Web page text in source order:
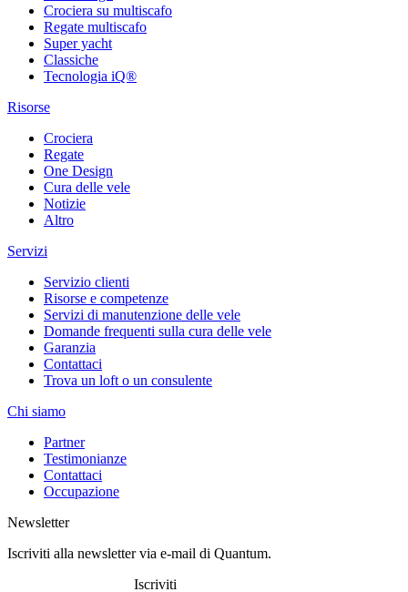
Crociera su multiscafo
Regate multiscafo
Super yacht
Classiche
Tecnologia iQ®
Risorse
Crociera
Regate
One Design
Cura delle vele
Notizie
Altro
Servizi
Servizio clienti
Risorse e competenze
Servizi di manutenzione delle vele
Domande frequenti sulla cura delle vele
Garanzia
Contattaci
Trova un loft o un consulente
Chi siamo
Partner
Testimonianze
Contattaci
Occupazione
Newsletter
Iscriviti alla newsletter via e-mail di Quantum.
Iscriviti